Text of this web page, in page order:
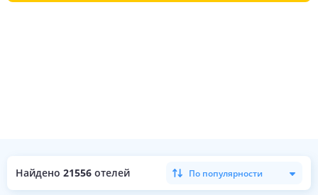
Найдено 21556 отелей По популярности